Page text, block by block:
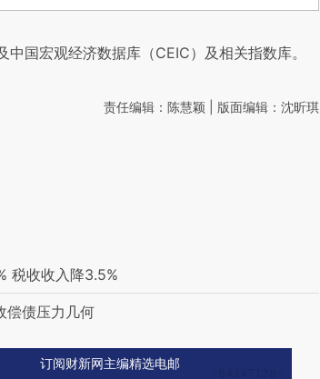
中国宏观经济数据库（CEIC）及相关指数库。
责任编辑：陈慧颖 | 版面编辑：沈昕琪
税收收入降3.5%
偿债压力几何
订阅财新网主编精选电邮